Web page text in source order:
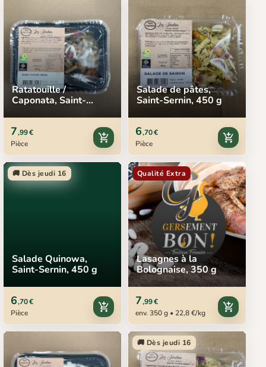
Ratatouille /
Caponata, Saint-
7,99 €
Pièce
add_shopping_cart
Salade de pâtes,
Saint-Sernin, 450 g
6,70 €
Pièce
add_shopping_cart
🚚 Dès jeudi 16
Salade Quinowa,
Saint-Sernin, 450 g
6,70 €
Pièce
add_shopping_cart
Qualité Extra
Lasagnes à la
Bolognaise, 350 g
7,99 €
env. 350 g • 22,8 €/kg
add_shopping_cart
🚚 Dès jeudi 16